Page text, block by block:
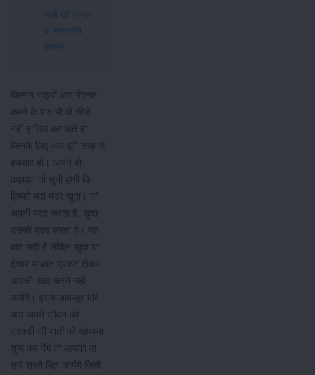
मेथी की उन्नत
व लाभकारी
किस्में
किसान भाइयों आप मेहनत
करने के बाद भी वो चीजें
नहीं हासिल कर पाते हो
जिनके लिए आप पूरी तरह से
हकदार हो। आपने वो
कहावत तो सुनी होगी कि
हिम्मते मर्दा मददे खुदा। जो
अपनी मदद करता है, खुदा
उसकी मदद करता है। यह
बात सही है लेकिन खुदा या
ईश्वर साक्षात प्रकट होकर
आपकी मदद करने नहीं
आयेंगे। इसके बावजूद यदि
आप अपने जीवन की
तरक्की की बातों को खोजना
शुरू कर देंगे तो आपको वो
सारे रास्ते मिल जायेंगे जिन्हें